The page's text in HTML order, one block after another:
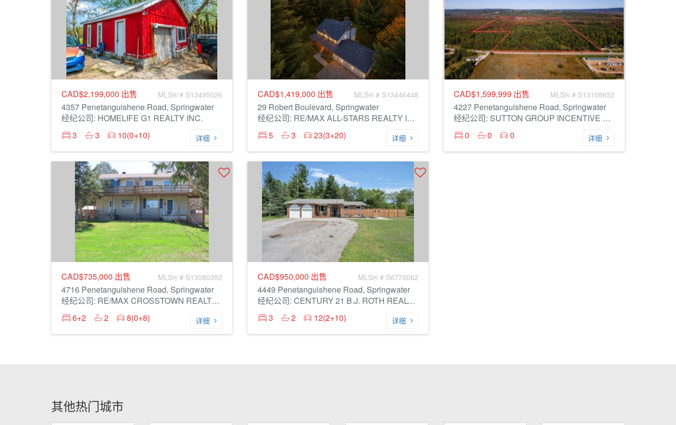
CAD$2,199,000 出售 MLS® # S13495026
4357 Penetanguishene Road, Springwater
经纪公司: HOMELIFE G1 REALTY INC.
3
3 10(0+10) 详细
CAD$1,419,000 出售 MLS® # S13446448
29 Robert Boulevard, Springwater
经纪公司: RE/MAX ALL-STARS REALTY INC.
5
3 23(3+20) 详细
CAD$1,599,999 出售 MLS® # S13108652
4227 Penetanguishene Road, Springwater
经纪公司: SUTTON GROUP INCENTIVE REALTY INC.
0
0 0 详细
CAD$735,000 出售 MLS® # S13080392
4716 Penetanguishene Road, Springwater
经纪公司: RE/MAX CROSSTOWN REALTY INC.
6+2
2 8(0+8) 详细
CAD$950,000 出售 MLS® # S6770062
4449 Penetanguishene Road, Springwater
经纪公司: CENTURY 21 B.J. ROTH REALTY LTD.
3
2 12(2+10) 详细
其他热门城市